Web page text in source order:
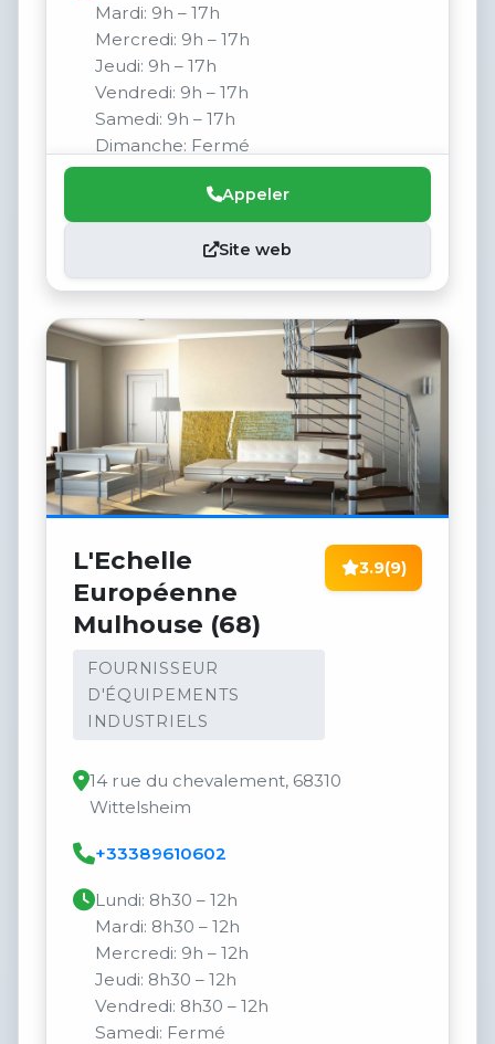
Mardi: 9h – 17h
Mercredi: 9h – 17h
Jeudi: 9h – 17h
Vendredi: 9h – 17h
Samedi: 9h – 17h
Dimanche: Fermé
Appeler
Site web
L'Echelle
Européenne
Mulhouse (68)
FOURNISSEUR
D'ÉQUIPEMENTS
INDUSTRIELS
3.9(9)
14 rue du chevalement, 68310
Wittelsheim
+33389610602
Lundi: 8h30 – 12h
Mardi: 8h30 – 12h
Mercredi: 9h – 12h
Jeudi: 8h30 – 12h
Vendredi: 8h30 – 12h
Samedi: Fermé